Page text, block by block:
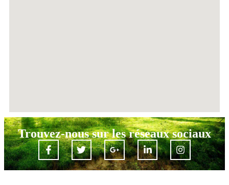
Trouvez-nous sur les réseaux sociaux